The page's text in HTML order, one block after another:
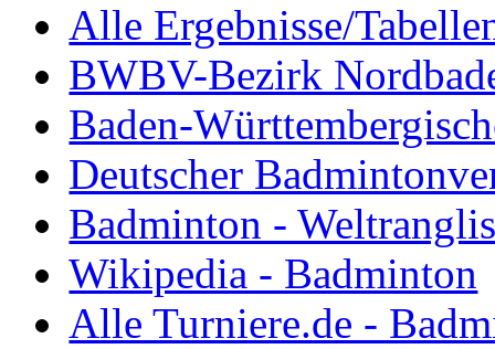
Alle Ergebnisse/
BWBV-Bezirk
Baden-
Deutscher
Badminton -
Wikipedia - Badminton
Alle Turniere.de -